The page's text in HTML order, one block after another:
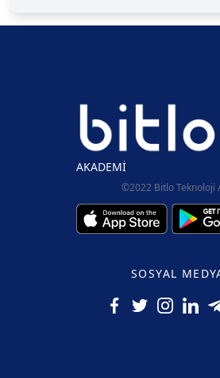
AKADEMİ
©2022 Bitlo Teknoloji
SOSYAL